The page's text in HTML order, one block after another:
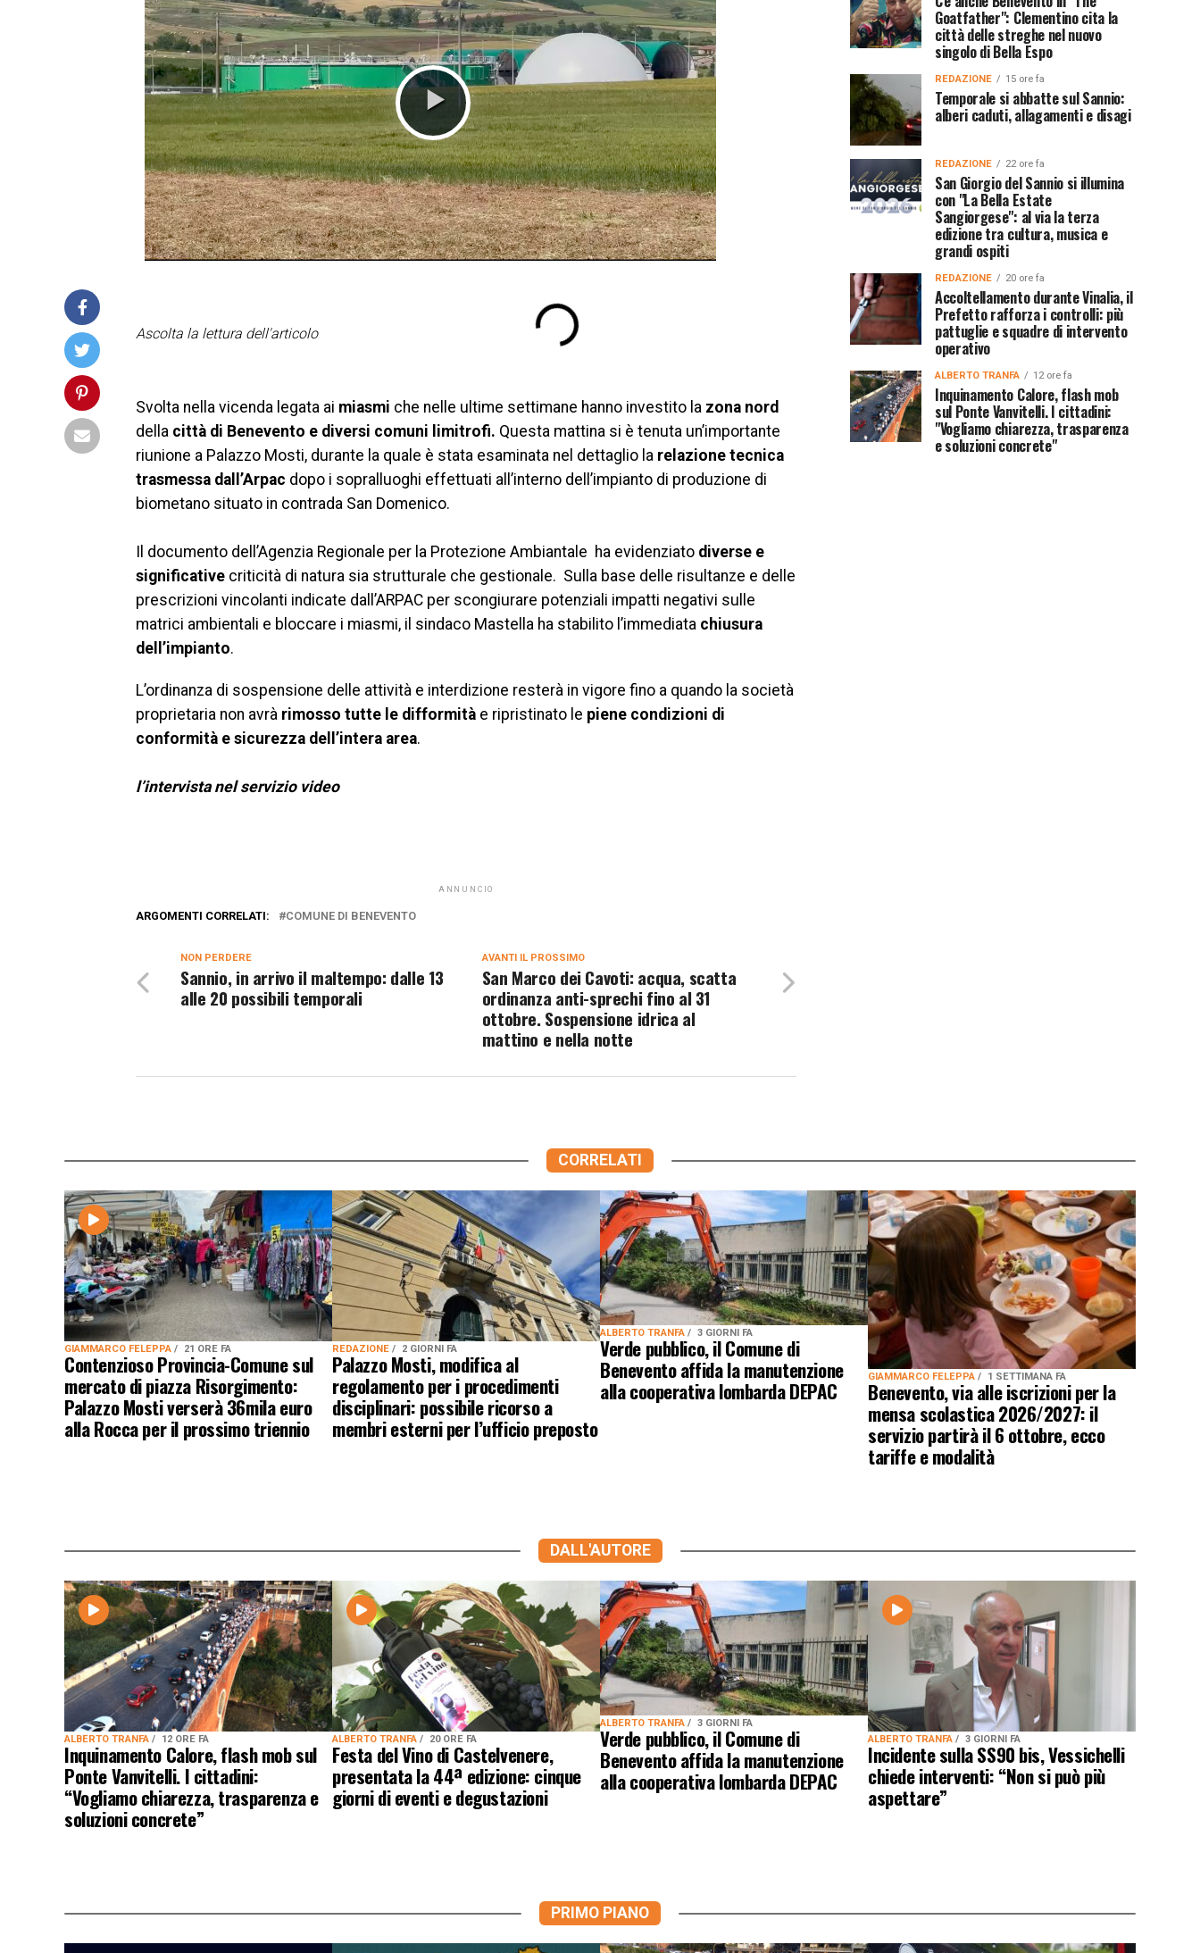
Ascolta la lettura dell'articolo
Svolta nella vicenda legata ai miasmi che nelle ultime settimane hanno investito la zona nord
della città di Benevento e diversi comuni limitrofi. Questa mattina si è tenuta un’importante
riunione a Palazzo Mosti, durante la quale è stata esaminata nel dettaglio la relazione tecnica
trasmessa dall’Arpac dopo i sopralluoghi effettuati all’interno dell’impianto di produzione di
biometano situato in contrada San Domenico.
Il documento dell’Agenzia Regionale per la Protezione Ambiantale ha evidenziato diverse e
significative criticità di natura sia strutturale che gestionale. Sulla base delle risultanze e delle
prescrizioni vincolanti indicate dall’ARPAC per scongiurare potenziali impatti negativi sulle
matrici ambientali e bloccare i miasmi, il sindaco Mastella ha stabilito l’immediata chiusura
dell’impianto.
L’ordinanza di sospensione delle attività e interdizione resterà in vigore fino a quando la società
proprietaria non avrà rimosso tutte le difformità e ripristinato le piene condizioni di
conformità e sicurezza dell’intera area.
l’intervista nel servizio video
ANNUNCIO
ARGOMENTI CORRELATI: COMUNE DI BENEVENTO
AVANTI IL ​​PROSSIMO
San Marco dei Cavoti: acqua, scatta
ordinanza anti-sprechi fino al 31
ottobre. Sospensione idrica al
mattino e nella notte
NON PERDERE
Sannio, in arrivo il maltempo: dalle 13
alle 20 possibili temporali
Goatfather": Clementino cita la
città delle streghe nel nuovo
singolo di Bella Espo
REDAZIONE 15 ore fa
Temporale si abbatte sul Sannio:
alberi caduti, allagamenti e disagi
REDAZIONE 22 ore fa
San Giorgio del Sannio si illumina
con "La Bella Estate
Sangiorgese": al via la terza
edizione tra cultura, musica e
grandi ospiti
REDAZIONE 20 ore fa
Accoltellamento durante Vinalia, il
Prefetto rafforza i controlli: più
pattuglie e squadre di intervento
operativo
ALBERTO TRANFA 12 ore fa
Inquinamento Calore, flash mob
sul Ponte Vanvitelli. I cittadini:
"Vogliamo chiarezza, trasparenza
e soluzioni concrete"
CORRELATI
GIAMMARCO FELEPPA 21 ORE FA
Contenzioso Provincia-Comune sul
mercato di piazza Risorgimento:
Palazzo Mosti verserà 36mila euro
alla Rocca per il prossimo triennio
REDAZIONE 2 GIORNI FA
Palazzo Mosti, modifica al
regolamento per i procedimenti
disciplinari: possibile ricorso a
membri esterni per l’ufficio preposto
ALBERTO TRANFA 3 GIORNI FA
Verde pubblico, il Comune di
Benevento affida la manutenzione
alla cooperativa lombarda DEPAC
GIAMMARCO FELEPPA 1 SETTIMANA FA
Benevento, via alle iscrizioni per la
mensa scolastica 2026/2027: il
servizio partirà il 6 ottobre, ecco
tariffe e modalità
DALL'AUTORE
ALBERTO TRANFA 12 ORE FA
Inquinamento Calore, flash mob sul
Ponte Vanvitelli. I cittadini:
“Vogliamo chiarezza, trasparenza e
soluzioni concrete”
ALBERTO TRANFA 20 ORE FA
Festa del Vino di Castelvenere,
presentata la 44ª edizione: cinque
giorni di eventi e degustazioni
ALBERTO TRANFA 3 GIORNI FA
Verde pubblico, il Comune di
Benevento affida la manutenzione
alla cooperativa lombarda DEPAC
ALBERTO TRANFA 3 GIORNI FA
Incidente sulla SS90 bis, Vessichelli
chiede interventi: “Non si può più
aspettare”
PRIMO PIANO